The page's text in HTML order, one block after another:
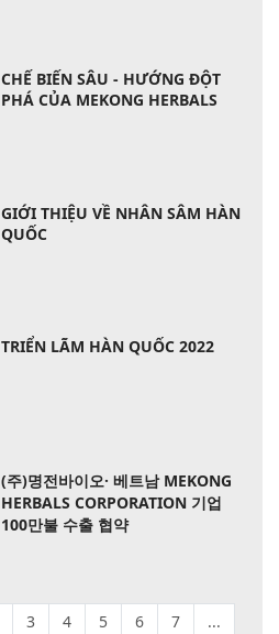
CHẾ BIẾN SÂU - HƯỚNG ĐỘT
PHÁ CỦA MEKONG HERBALS
GIỚI THIỆU VỀ NHÂN SÂM HÀN
QUỐC
TRIỂN LÃM HÀN QUỐC 2022
(주)명전바이오· 베트남 MEKONG
HERBALS CORPORATION 기업
100만불 수출 협약
3 4 5 6 7
...